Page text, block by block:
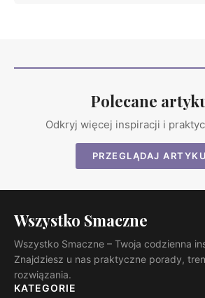
Polecane
Odkryj więcej inspiracji i
PRZEGLĄDAJ
Wszystko Smaczne
Wszystko Smaczne – Twoja codzienna
Znajdziesz u nas praktyczne porady,
rozwiązania.
KATEGORIE